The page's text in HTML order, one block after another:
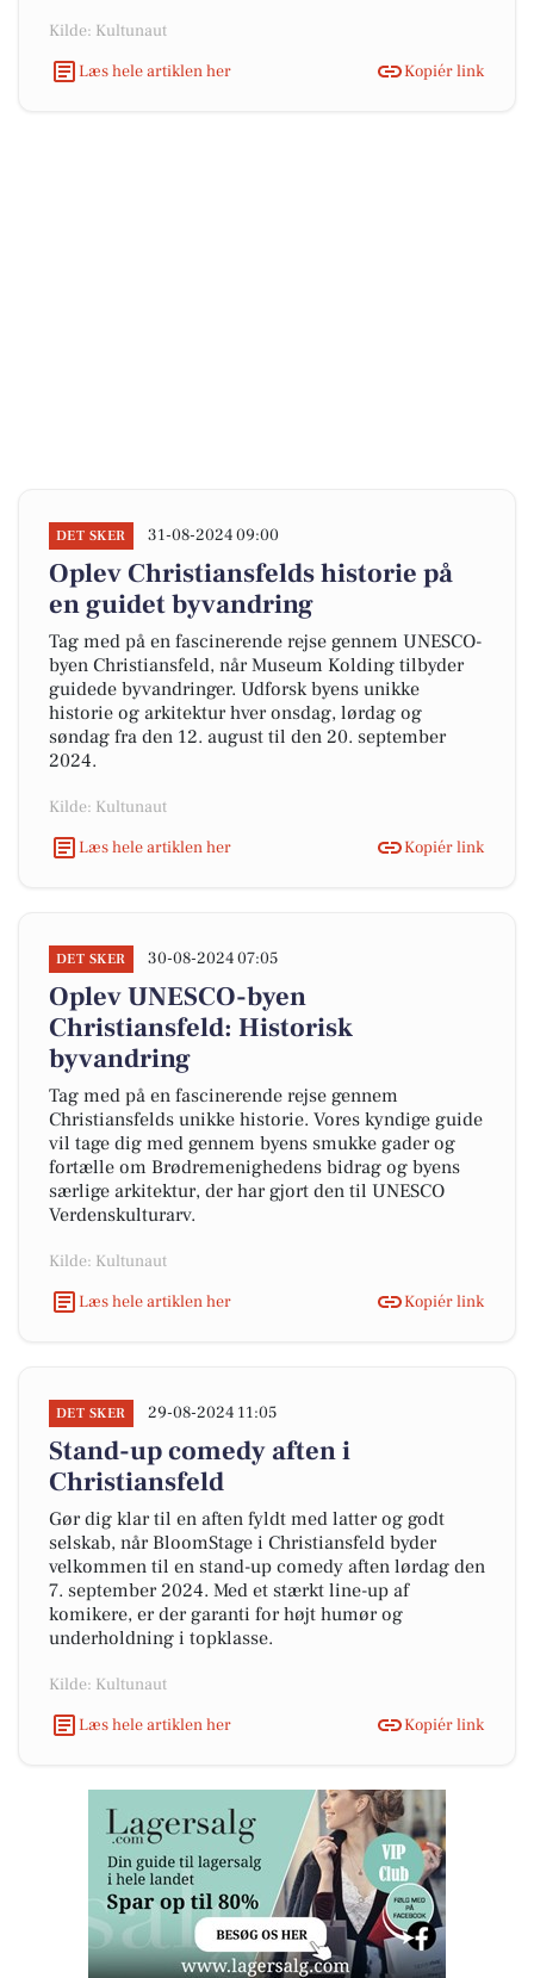
Kilde: Kultunaut
Læs hele artiklen her
Kopiér link
DET SKER 31-08-2024 09:00
Oplev Christiansfelds historie på
en guidet byvandring
Tag med på en fascinerende rejse gennem UNESCO-
byen Christiansfeld, når Museum Kolding tilbyder
guidede byvandringer. Udforsk byens unikke
historie og arkitektur hver onsdag, lørdag og
søndag fra den 12. august til den 20. september
2024.
Kilde: Kultunaut
Læs hele artiklen her
Kopiér link
DET SKER 30-08-2024 07:05
Oplev UNESCO-byen
Christiansfeld: Historisk
byvandring
Tag med på en fascinerende rejse gennem
Christiansfelds unikke historie. Vores kyndige guide
vil tage dig med gennem byens smukke gader og
fortælle om Brødremenighedens bidrag og byens
særlige arkitektur, der har gjort den til UNESCO
Verdenskulturarv.
Kilde: Kultunaut
Læs hele artiklen her
Kopiér link
DET SKER 29-08-2024 11:05
Stand-up comedy aften i
Christiansfeld
Gør dig klar til en aften fyldt med latter og godt
selskab, når BloomStage i Christiansfeld byder
velkommen til en stand-up comedy aften lørdag den
7. september 2024. Med et stærkt line-up af
komikere, er der garanti for højt humør og
underholdning i topklasse.
Kilde: Kultunaut
Læs hele artiklen her
Kopiér link